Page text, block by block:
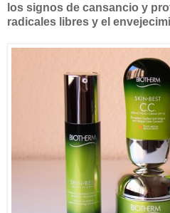
los signos de cansancio y
radicales libres y el